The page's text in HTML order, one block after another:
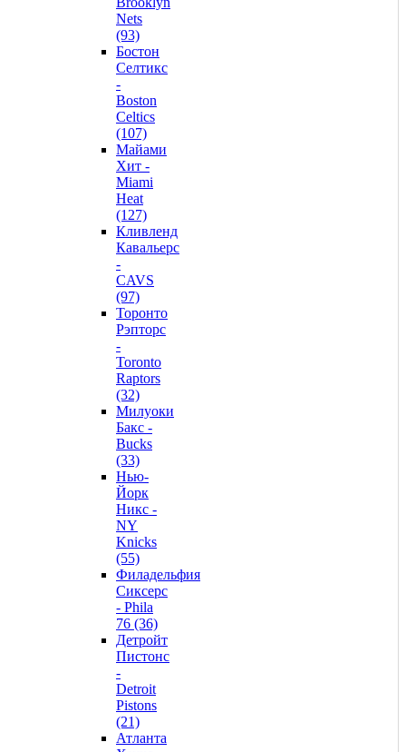
Nets
(93)
Бостон
Селтикс
-
Boston
Celtics
(107)
Майами
Хит -
Miami
Heat
(127)
Кливленд
Кавальерс
-
CAVS
(97)
Торонто
Рэпторс
-
Toronto
Raptors
(32)
Милуоки
Бакс -
Bucks
(33)
Нью-
Йорк
Никс -
NY
Knicks
(55)
Филадельфия
Сиксерс
- Phila
76 (36)
Детройт
Пистонс
-
Detroit
Pistons
(21)
Атланта